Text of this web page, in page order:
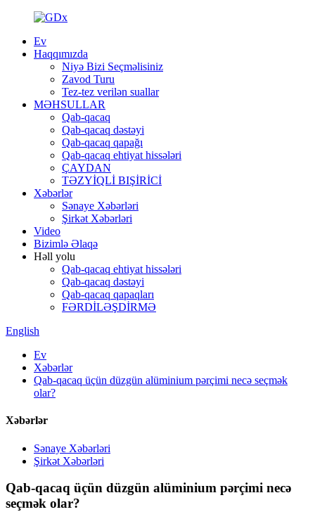
Ev
Haqqımızda
Niyə Bizi Seçməlisiniz
Zavod Turu
Tez-tez verilən suallar
MƏHSULLAR
Qab-qacaq
Qab-qacaq dəstəyi
Qab-qacaq qapağı
Qab-qacaq ehtiyat hissələri
ÇAYDAN
TƏZYİQLİ BIŞİRİCİ
Xəbərlər
Sənaye Xəbərləri
Şirkət Xəbərləri
Video
Bizimlə Əlaqə
Həll yolu
Qab-qacaq ehtiyat hissələri
Qab-qacaq dəstəyi
Qab-qacaq qapaqları
FƏRDİLƏŞDİRMƏ
English
Ev
Xəbərlər
Qab-qacaq üçün düzgün alüminium pərçimi necə seçmək
olar?
Xəbərlər
Sənaye Xəbərləri
Şirkət Xəbərləri
Qab-qacaq üçün düzgün alüminium pərçimi necə
seçmək olar?